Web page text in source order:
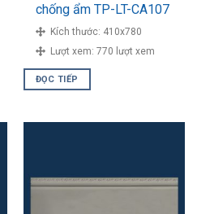
chống ẩm TP-LT-CA107
Kích thước: 410x780
Lượt xem: 770 lượt xem
ĐỌC TIẾP